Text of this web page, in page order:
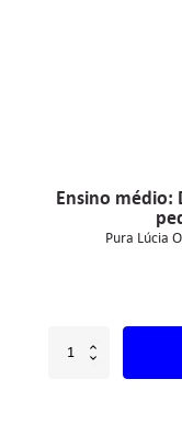
Ensino médio:
Pura Lúcia